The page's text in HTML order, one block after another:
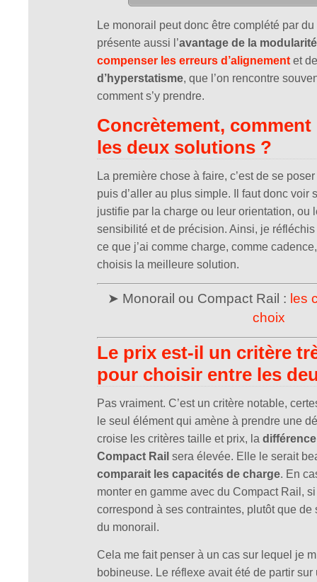
Le monorail peut donc être complété par
présente aussi l’avantage de la modularité
compenser les erreurs d’alignement et
d’hyperstatisme, que l’on rencontre
comment s’y prendre.
Concrètement,
les deux solutions ?
La première chose à faire, c’est de se
puis d’aller au plus simple. Il faut donc voir
justifie par la charge ou leur orientation, ou
sensibilité et de précision. Ainsi, je réfléchis
ce que j’ai comme charge, comme
choisis la meilleure solution.
➤ Monorail ou Compact Rail : les
choix
Le prix est-il un critère
pour choisir entre les
Pas vraiment. C’est un critère notable,
le seul élément qui amène à prendre une
croise les critères taille et prix, la
Compact Rail sera élevée. Elle le serait
comparait les capacités de charge. En
monter en gamme avec du Compact Rail,
correspond à ses contraintes, plutôt que de
du monorail.
Cela me fait penser à un cas sur lequel je
bobineuse. Le réflexe avait été de partir